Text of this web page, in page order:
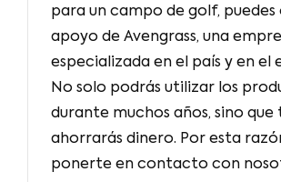
para un campo de golf,
apoyo de Avengrass, una
especializada en el país y en el
No solo podrás utilizar los
durante muchos años, sino
ahorrarás dinero. Por esta
ponerte en contacto con